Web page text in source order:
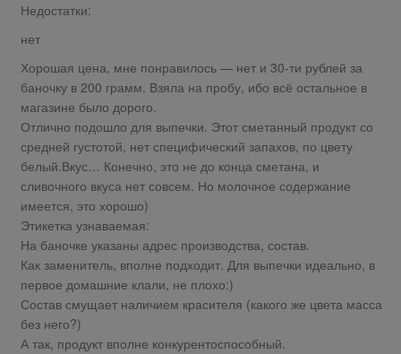
Недостатки:
нет
Хорошая цена, мне понравилось — нет и 30-ти рублей за
баночку в 200 грамм. Взяла на пробу, ибо всё остальное в
магазине было дорого.
Отлично подошло для выпечки. Этот сметанный продукт со
средней густотой, нет специфический запахов, по цвету
белый.Вкус… Конечно, это не до конца сметана, и
сливочного вкуса нет совсем. Но молочное содержание
имеется, это хорошо)
Этикетка узнаваемая:
На баночке указаны адрес производства, состав.
Как заменитель, вполне подходит. Для выпечки идеально, в
первое домашние клали, не плохо:)
Состав смущает наличием красителя (какого же цвета масса
без него?)
А так, продукт вполне конкурентоспособный.